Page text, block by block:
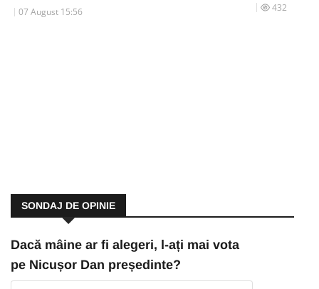
07 August 15:56 432
SONDAJ DE OPINIE
Dacă mâine ar fi alegeri, l-ați mai vota
pe Nicușor Dan președinte?